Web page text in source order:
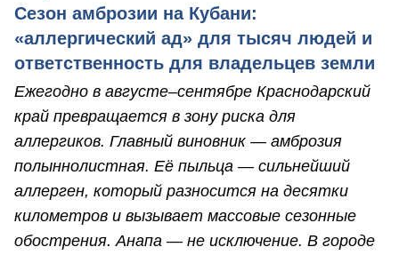
Сезон амброзии на Кубани:
«аллергический ад» для тысяч людей и
ответственность для владельцев земли
Ежегодно в августе–сентябре Краснодарский
край превращается в зону риска для
аллергиков. Главный виновник — амброзия
полыннолистная. Её пыльца — сильнейший
аллерген, который разносится на десятки
километров и вызывает массовые сезонные
обострения. Анапа — не исключение. В городе